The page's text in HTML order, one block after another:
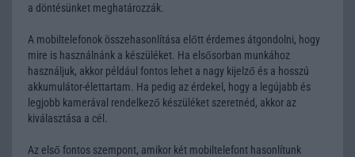
a döntésünket meghatározzák.
A mobiltelefonok összehasonlítása előtt érdemes átgondolni, hogy
mire is használnánk a készüléket. Ha elsősorban munkához
használjuk, akkor például fontos lehet a nagy kijelző és a hosszú
akkumulátor-élettartam. Ha pedig az érdekel, hogy a legújabb és
legjobb kamerával rendelkező készüléket szeretnéd, akkor az
kiválasztása a cél.
Az első fontos szempont, amikor két mobiltelefont hasonlítunk